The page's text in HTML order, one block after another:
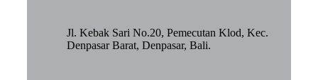
Jl. Kebak Sari No.20, Pemecutan Klod, Kec.
Denpasar Barat, Denpasar, Bali.